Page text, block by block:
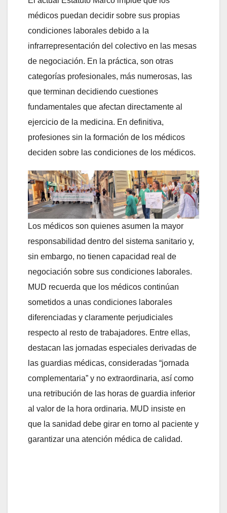
médicos puedan decidir sobre sus propias
condiciones laborales debido a la
infrarrepresentación del colectivo en las mesas
de negociación. En la práctica, son otras
categorías profesionales, más numerosas, las
que terminan decidiendo cuestiones
fundamentales que afectan directamente al
ejercicio de la medicina. En definitiva,
profesiones sin la formación de los médicos
deciden sobre las condiciones de los médicos.
Los médicos son quienes asumen la mayor
responsabilidad dentro del sistema sanitario y,
sin embargo, no tienen capacidad real de
negociación sobre sus condiciones laborales.
MUD recuerda que los médicos continúan
sometidos a unas condiciones laborales
diferenciadas y claramente perjudiciales
respecto al resto de trabajadores. Entre ellas,
destacan las jornadas especiales derivadas de
las guardias médicas, consideradas “jornada
complementaria” y no extraordinaria, así como
una retribución de las horas de guardia inferior
al valor de la hora ordinaria. MUD insiste en
que la sanidad debe girar en torno al paciente y
garantizar una atención médica de calidad.